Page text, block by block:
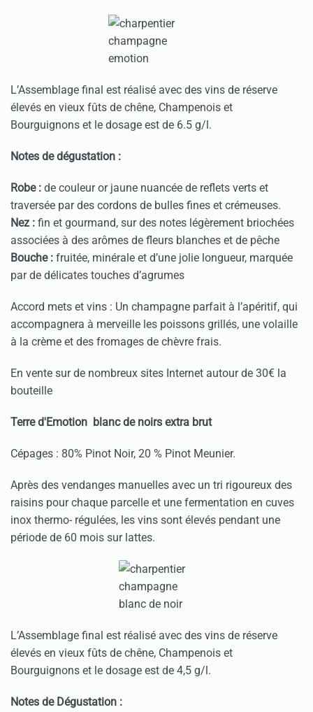
L’Assemblage final est réalisé avec des vins de réserve
élevés en vieux fûts de chêne, Champenois et
Bourguignons et le dosage est de 6.5 g/l.
Notes de dégustation :
Robe : de couleur or jaune nuancée de reflets verts et
traversée par des cordons de bulles fines et crémeuses.
Nez : fin et gourmand, sur des notes légèrement briochées
associées à des arômes de fleurs blanches et de pêche
Bouche : fruitée, minérale et d’une jolie longueur, marquée
par de délicates touches d’agrumes
Accord mets et vins : Un champagne parfait à l’apéritif, qui
accompagnera à merveille les poissons grillés, une volaille
à la crème et des fromages de chèvre frais.
En vente sur de nombreux sites Internet autour de 30€ la
bouteille
Terre d'Emotion blanc de noirs extra brut
Cépages : 80% Pinot Noir, 20 % Pinot Meunier.
Après des vendanges manuelles avec un tri rigoureux des
raisins pour chaque parcelle et une fermentation en cuves
inox thermo- régulées, les vins sont élevés pendant une
période de 60 mois sur lattes.
L’Assemblage final est réalisé avec des vins de réserve
élevés en vieux fûts de chêne, Champenois et
Bourguignons et le dosage est de 4,5 g/l.
Notes de Dégustation :